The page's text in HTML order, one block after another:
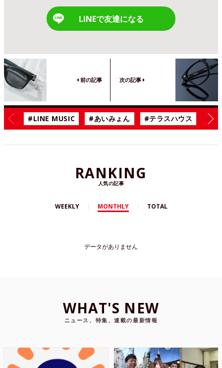
LINEで友達になる
前の記事 次の記事
#LINE MUSIC #あいみょん #テラスハウス #
RANKING
人気の記事
WEEKLY MONTHLY TOTAL
データがありません
WHAT'S NEW
ニュース、特集、連載の最新情報